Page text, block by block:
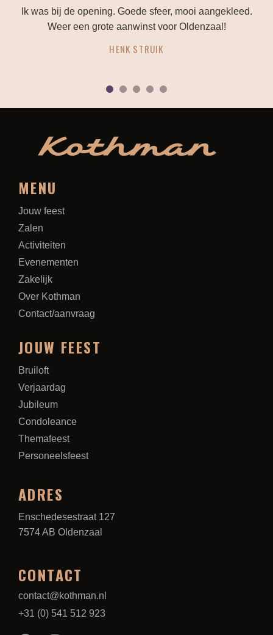
Ik was bij de opening. Goede sfeer, mooi aangekleed.
Weer een grote aanwinst voor Oldenzaal!
HENK STRUIK
MENU
Jouw feest
Zalen
Activiteiten
Evenementen
Zakelijk
Over Kothman
Contact/aanvraag
JOUW FEEST
Bruiloft
Verjaardag
Jubileum
Condoleance
Themafeest
Personeelsfeest
ADRES
Enschedesestraat 127
7574 AB Oldenzaal
CONTACT
contact@kothman.nl
+31 (0) 541 512 923